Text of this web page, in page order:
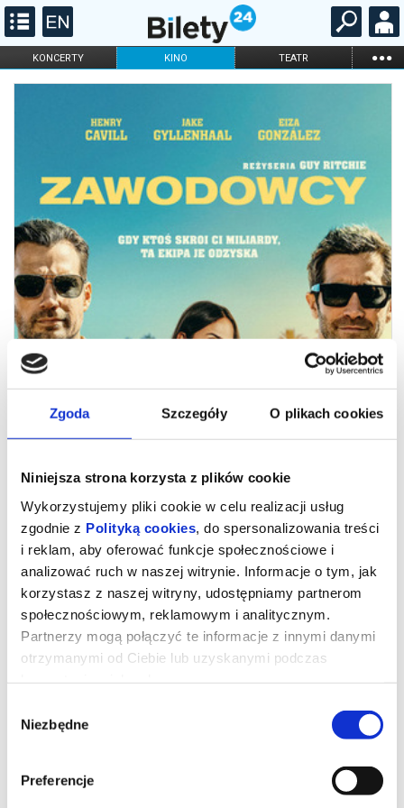
Zgoda Szczegóły O plikach cookies
Niniejsza strona korzysta z plików cookie
Wykorzystujemy pliki cookie w celu realizacji usług
zgodnie z Polityką cookies , do spersonalizowania treści
i reklam, aby oferować funkcje społecznościowe i
analizować ruch w naszej witrynie. Informacje o tym, jak
korzystasz z naszej witryny, udostępniamy partnerom
społecznościowym, reklamowym i analitycznym.
Partnerzy mogą połączyć te informacje z innymi danymi
otrzymanymi od Ciebie lub uzyskanymi podczas
zgody
Niezbędne
Preferencje
KONCERTY KINO TEATR ...
FILHARMONIA OPERA I BALET
Zawodowcy
Eve, działająca w szarej strefie specjalistka od załatwiania
otrzymuje zlecenie od grupy nowojorskich inwestorów. Ma
odzyskać dług od mieszkającego na prywatnej wyspie,
dysponującego własną armią miliardera o szemranej reputacji.